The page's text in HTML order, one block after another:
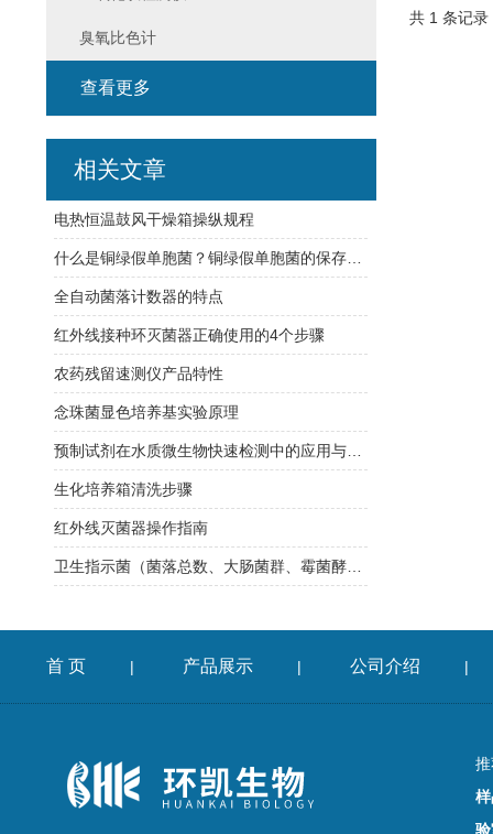
共 1 条记
臭氧比色计
查看更多
相关文章
电热恒温鼓风干燥箱操纵规程
全自动菌落计数器的特点
红外线接种环灭菌器正确使用的4个步骤
农药残留速测仪产品特性
念珠菌显色培养基实验原理
生化培养箱清洗步骤
红外线灭菌器操作指南
首 页 | 产品展示 | 公司介绍 |